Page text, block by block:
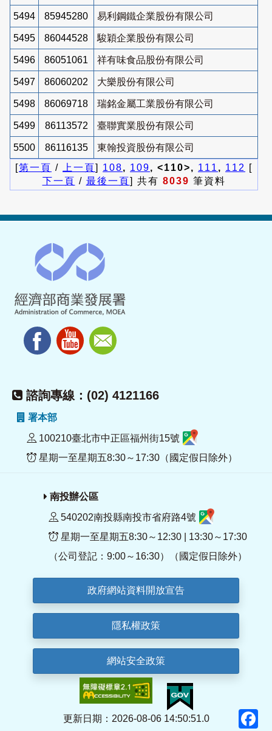
5494 85945280 易利鋼鐵企業股份有限公司
5495 86044528 駿穎企業股份有限公司
5496 86051061 祥有味食品股份有限公司
5497 86060202 大樂股份有限公司
5498 86069718 瑞銘金屬工業股份有限公司
5499 86113572 臺聯實業股份有限公司
5500 86116135
東翰投資股份有限公司
[第一頁 / 上一頁] 108, 109, <110>, 111 , 112
[
下一頁 / 最後一頁] 共有 8039 筆資料
諮詢專線：(02) 4121166
署本部
100210臺北市中正區福州街15號
星期一至星期五8:30～17:30（國定假日除外）
南投辦公區
540202南投縣南投市省府路4號
星期一至星期五8:30～12:30 | 13:30～17:30
（公司登記：9:00～16:30）（國定假日除外）
政府網站資料開放宣告
隱私權政策
網站安全政策
更新日期：2026-08-06 14:50:51.0